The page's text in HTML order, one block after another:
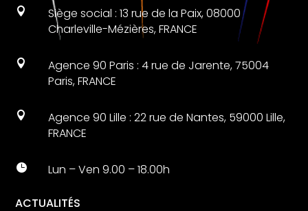

Siège social : 13 rue de la Paix, 08000
Charleville-Mézières, FRANCE

Agence 90 Paris : 4 rue de Jarente, 75004
Paris, FRANCE

Agence 90 Lille : 22 rue de Nantes, 59000 Lille,
FRANCE
 Lun – Ven 9.00 – 18.00h
ACTUALITÉS